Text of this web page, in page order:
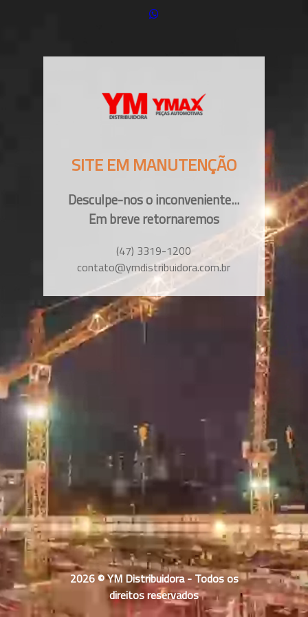
SITE EM MANUTENÇÃO
Desculpe-nos o inconveniente...
Em breve retornaremos
(47) 3319-1200
contato@ymdistribuidora.com.br
2026 © YM Distribuidora - Todos os
direitos reservados